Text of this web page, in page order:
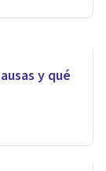
y qué